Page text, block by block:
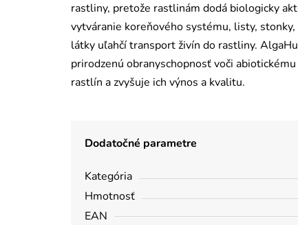
rastliny, pretože rastlinám dodá biologicky
vytváranie koreňového systému, listy,
látky uľahčí transport živín do rastliny.
prirodzenú obranyschopnosť voči
rastlín a zvyšuje ich výnos a kvalitu.
Dodatočné parametre
Kategória
Hmotnosť
EAN